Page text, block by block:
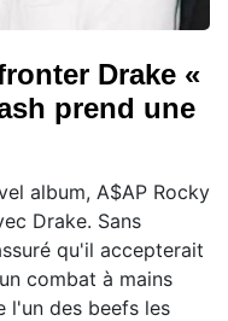
Drake «
prend une
album, A$AP Rocky
Drake. Sans
qu'il accepterait
combat à mains
l'un des beefs les